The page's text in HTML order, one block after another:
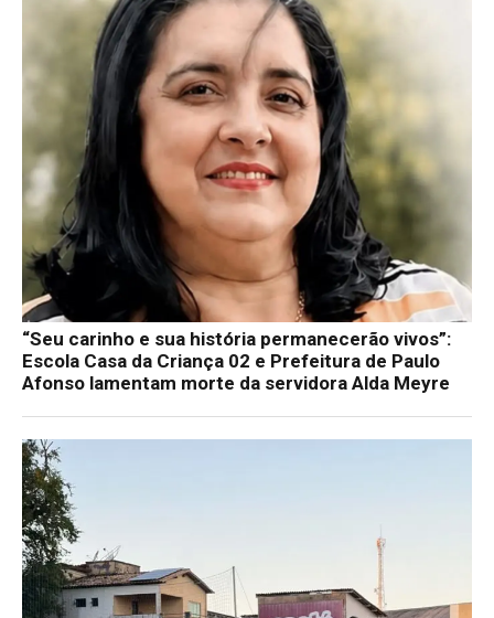
“Seu carinho e sua história permanecerão vivos”:
Escola Casa da Criança 02 e Prefeitura de Paulo
Afonso lamentam morte da servidora Alda Meyre